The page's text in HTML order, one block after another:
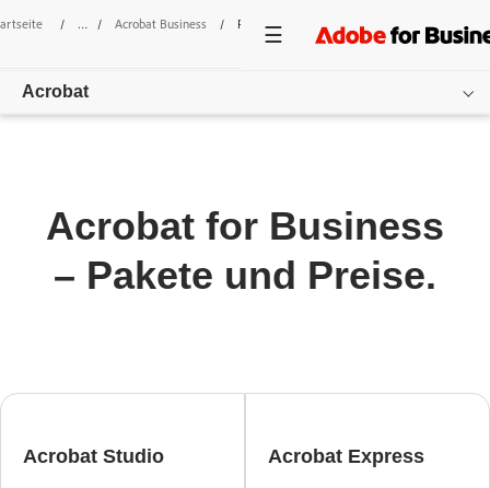
/ Acrobat Business / Preise
Acrobat
Ressourcen
Erste Schritte
Acrobat for Business
– Pakete und Preise.
Acrobat Studio Acrobat Express